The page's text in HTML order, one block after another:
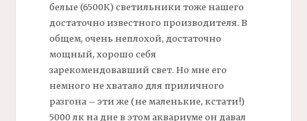
белые (6500К) светильники тоже нашего
достаточно известного производителя. В
общем, очень неплохой, достаточно
мощный, хорошо себя
зарекомендовавший свет. Но мне его
немного не хватало для приличного
разгона – эти же (не маленькие, кстати!)
5000 лк на дне в этом аквариуме он давал